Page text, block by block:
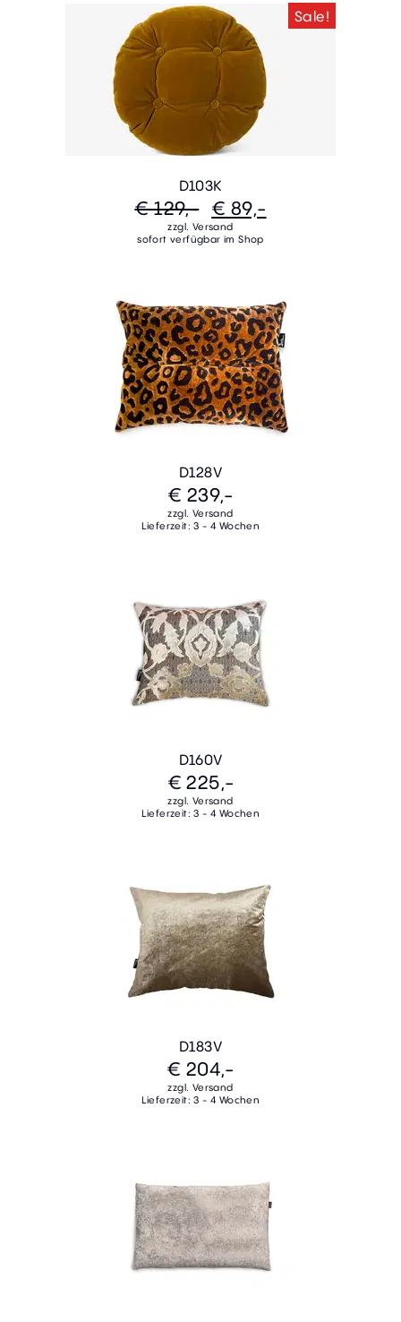
Sale!
D103K
€ 129,- € 89,-
zzgl. Versand
sofort verfügbar im Shop
D128V
€ 239,-
zzgl. Versand
Lieferzeit: 3 - 4 Wochen
D160V
€ 225,-
zzgl. Versand
Lieferzeit: 3 - 4 Wochen
D183V
€ 204,-
zzgl. Versand
Lieferzeit: 3 - 4 Wochen